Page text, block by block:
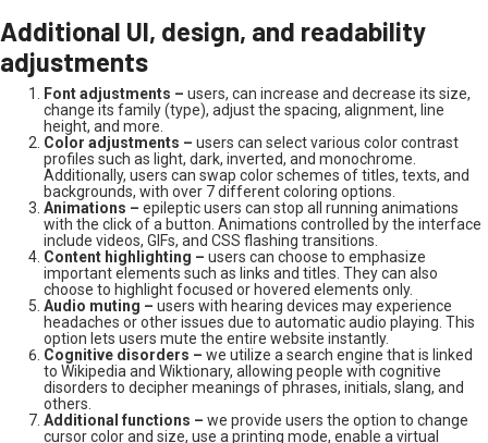
Additional UI, design, and readability
adjustments
Font adjustments – users, can increase and decrease its size,
change its family (type), adjust the spacing, alignment, line
height, and more.
Color adjustments – users can select various color contrast
profiles such as light, dark, inverted, and monochrome.
Additionally, users can swap color schemes of titles, texts, and
backgrounds, with over 7 different coloring options.
Animations – epileptic users can stop all running animations
with the click of a button. Animations controlled by the interface
include videos, GIFs, and CSS flashing transitions.
Content highlighting – users can choose to emphasize
important elements such as links and titles. They can also
choose to highlight focused or hovered elements only.
Audio muting – users with hearing devices may experience
headaches or other issues due to automatic audio playing. This
option lets users mute the entire website instantly.
Cognitive disorders – we utilize a search engine that is linked
to Wikipedia and Wiktionary, allowing people with cognitive
disorders to decipher meanings of phrases, initials, slang, and
others.
Additional functions – we provide users the option to change
cursor color and size, use a printing mode, enable a virtual